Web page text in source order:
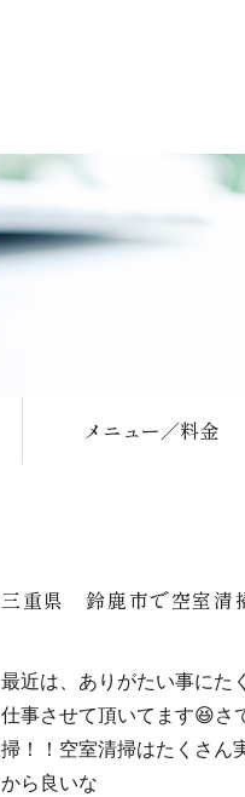
メニュー／料金
三重県 鈴鹿市で空室清
最近は、ありがたい事にた
仕事させて頂いてます😆さ
掃！！空室清掃はたくさん
から良いな